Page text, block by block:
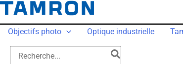
Objectifs photo Optique industrielle